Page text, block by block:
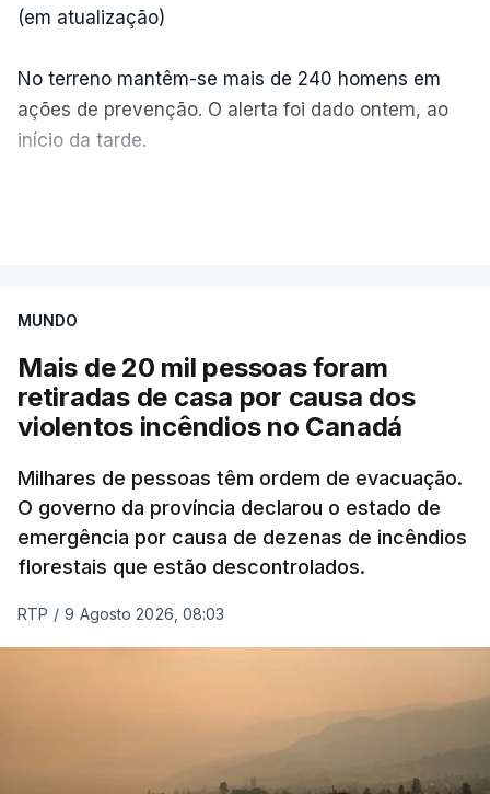
(em atualização)
No terreno mantêm-se mais de 240 homens em
ações de prevenção. O alerta foi dado ontem, ao
início da tarde.
MUNDO
Mais de 20 mil pessoas foram
retiradas de casa por causa dos
violentos incêndios no Canadá
Milhares de pessoas têm ordem de evacuação.
O governo da província declarou o estado de
emergência por causa de dezenas de incêndios
florestais que estão descontrolados.
RTP / 9 Agosto 2026, 08:03